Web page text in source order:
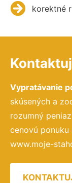
korektné
Vypratávanie
skúsených a
rozumný
cenovú
www.moje-